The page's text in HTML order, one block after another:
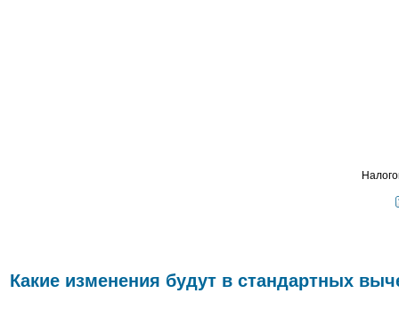
Какие изменения будут в стандартных